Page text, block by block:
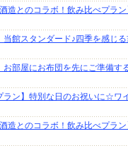
造とのコラボ！飲み比べプラ
当館スタンダード♪四季を感じ
お部屋にお布団を先にご準備す
ラン】特別な日のお祝いに☆ワ
造とのコラボ！飲み比べプラ